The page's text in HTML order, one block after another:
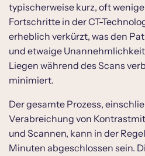
typischerweise kurz, oft
Fortschritte in der CT-
erheblich verkürzt, was den
und etwaige
Liegen während des Scans
minimiert.
Der gesamte Prozess,
Verabreichung von
und Scannen, kann in der
Minuten abgeschlossen sein.